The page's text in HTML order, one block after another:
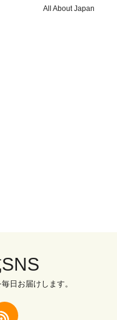
All About Japan
日お届けします。